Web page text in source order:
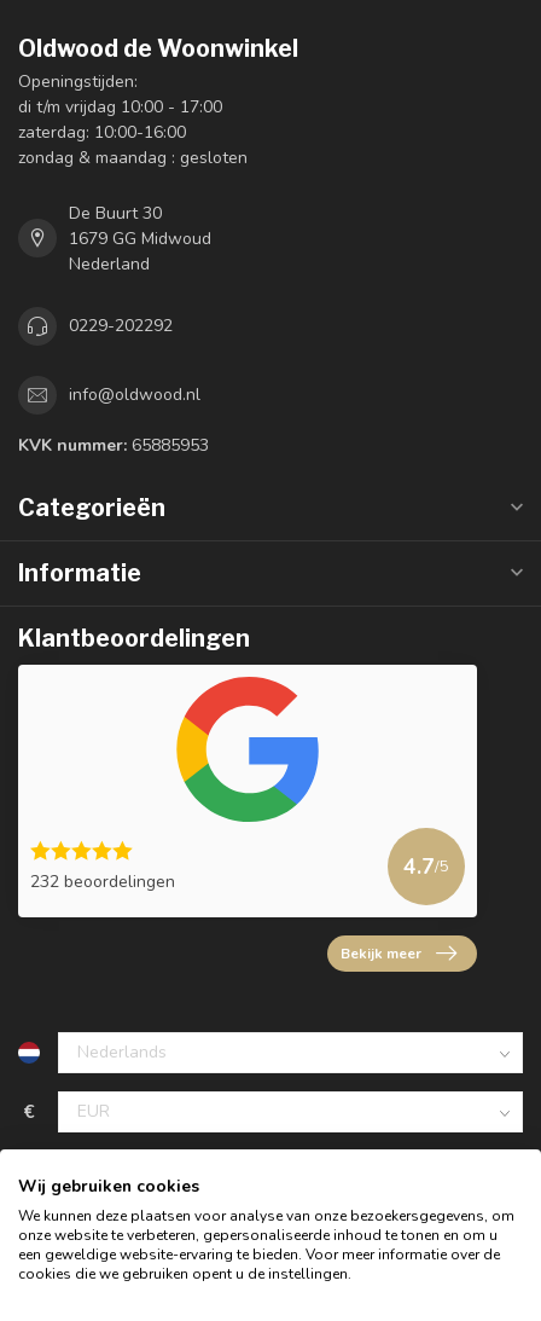
Oldwood de Woonwinkel
Openingstijden:
di t/m vrijdag 10:00 - 17:00
zaterdag: 10:00-16:00
zondag & maandag : gesloten
De Buurt 30
1679 GG Midwoud
Nederland
0229-202292
info@oldwood.nl
KVK nummer: 65885953
Categorieën
Informatie
Klantbeoordelingen
232 beoordelingen
4.7/5
Bekijk meer
€
Wij gebruiken cookies
We kunnen deze plaatsen voor analyse van onze bezoekersgegevens, om
onze website te verbeteren, gepersonaliseerde inhoud te tonen en om u
een geweldige website-ervaring te bieden. Voor meer informatie over de
cookies die we gebruiken opent u de instellingen.